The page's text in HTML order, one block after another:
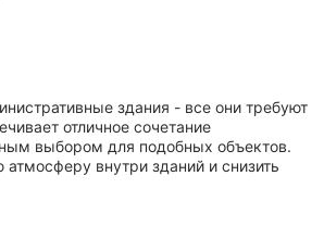
здания - все они требуют
отличное сочетание
выбором для подобных объектов.
внутри зданий и снизить